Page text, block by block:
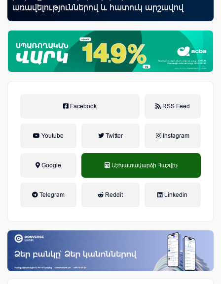
առավելություններով և հատուկ արշավով
Facebook RSS Feed
Youtube Twitter Instagram
Google Աշխատավարձի Հաշվիչ
Telegram Reddit Linkedin